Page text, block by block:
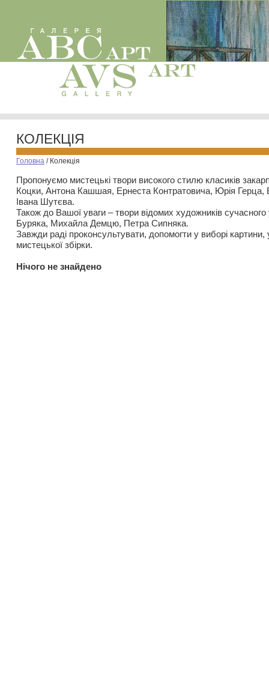
КОЛЕКЦІЯ
Головна / Колекція
Пропонуємо мистецькі твори високого стилю класиків
Коцки, Антона Кашшая, Ернеста Контратовича, Юрія
Івана Шутєва.
Також до Вашої уваги – твори відомих художників
Буряка, Михайла Демцю, Петра Сипняка.
Завжди раді проконсультувати, допомогти у виборі картини,
мистецької збірки.
Нiчого не знайдено